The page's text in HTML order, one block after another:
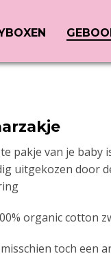
pakje van je baby
uitgekozen door
organic cotton
toch een